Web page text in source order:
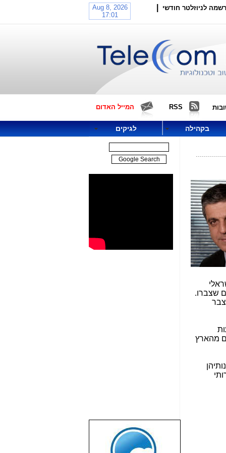
לניוזלטר חודשי
RSS המייל האדום
בקהילה לגיקים
שצברו.
צבר
מתבצעות
מהארץ
לנציגי הדקה ה-90 את פתרונותיהן
שבוע טוב לכל
הגולשים באשר